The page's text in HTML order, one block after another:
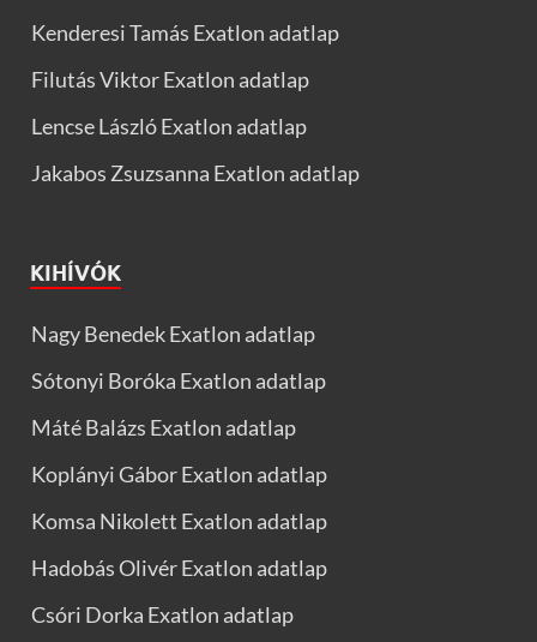
Kenderesi Tamás Exatlon adatlap
Filutás Viktor Exatlon adatlap
Lencse László Exatlon adatlap
Jakabos Zsuzsanna Exatlon adatlap
KIHÍVÓK
Nagy Benedek Exatlon adatlap
Sótonyi Boróka Exatlon adatlap
Máté Balázs Exatlon adatlap
Koplányi Gábor Exatlon adatlap
Komsa Nikolett Exatlon adatlap
Hadobás Olivér Exatlon adatlap
Csóri Dorka Exatlon adatlap